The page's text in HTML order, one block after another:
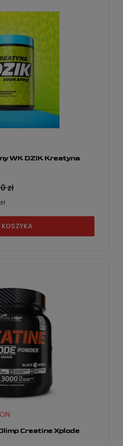
WK DZIK Kreatyna
zł
Creatine Xplode